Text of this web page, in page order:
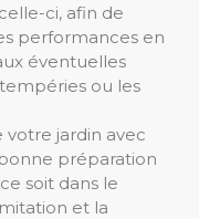
ci, afin de
performances en
éventuelles
ou les
votre jardin avec
préparation
soit dans le
et la